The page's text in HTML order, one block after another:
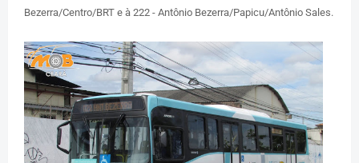
Bezerra/Centro/BRT e à 222 - Antônio Bezerra/Papicu/Antônio Sales.